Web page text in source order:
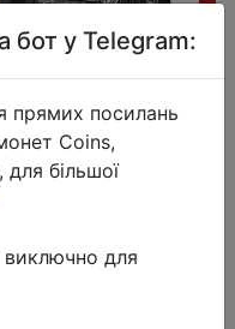
AORUS
бот у Telegram:
прямих посилань
Coins,
для більшої
виключно для